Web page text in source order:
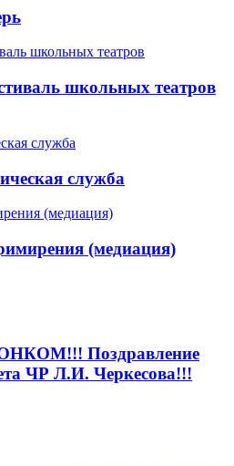
школьных театров
служба
(медиация)
Поздравление
ЧР Л.И. Черкесова!!!